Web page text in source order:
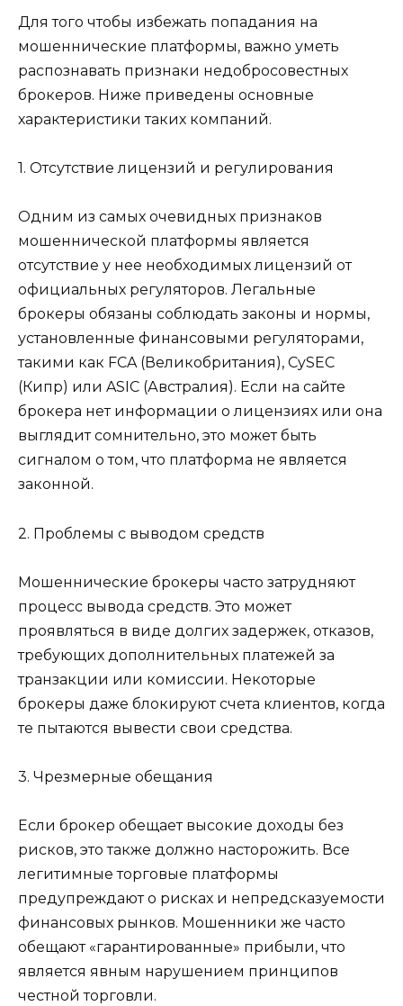
Для того чтобы избежать попадания на
мошеннические платформы, важно уметь
распознавать признаки недобросовестных
брокеров. Ниже приведены основные
характеристики таких компаний.
1. Отсутствие лицензий и регулирования
Одним из самых очевидных признаков
мошеннической платформы является
отсутствие у нее необходимых лицензий от
официальных регуляторов. Легальные
брокеры обязаны соблюдать законы и нормы,
установленные финансовыми регуляторами,
такими как FCA (Великобритания), CySEC
(Кипр) или ASIC (Австралия). Если на сайте
брокера нет информации о лицензиях или она
выглядит сомнительно, это может быть
сигналом о том, что платформа не является
законной.
2. Проблемы с выводом средств
Мошеннические брокеры часто затрудняют
процесс вывода средств. Это может
проявляться в виде долгих задержек, отказов,
требующих дополнительных платежей за
транзакции или комиссии. Некоторые
брокеры даже блокируют счета клиентов, когда
те пытаются вывести свои средства.
3. Чрезмерные обещания
Если брокер обещает высокие доходы без
рисков, это также должно насторожить. Все
легитимные торговые платформы
предупреждают о рисках и непредсказуемости
финансовых рынков. Мошенники же часто
обещают «гарантированные» прибыли, что
является явным нарушением принципов
честной торговли.